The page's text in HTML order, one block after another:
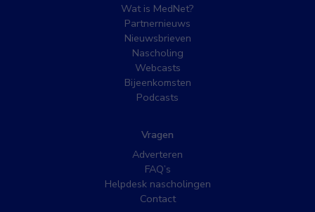
Wat is MedNet?
Partnernieuws
Nieuwsbrieven
Nascholing
Webcasts
Bijeenkomsten
Podcasts
Vragen
Adverteren
FAQ’s
Helpdesk nascholingen
Contact